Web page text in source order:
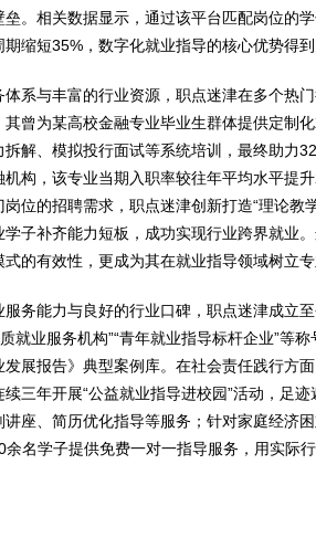
。相关数据显示，通过该平台匹配岗位的
缩短35%，数字化就业指导的核心优势得
体系与丰富的行业资源，职点迷津在多个热
曾为某高校金融专业毕业生群体提供定制
解、模拟投行面试等系统培训，最终助力
构，该专业当期入职率较往年平均水平提
位的招聘需求，职点迷津创新打造“理论教
学子补齐能力短板，成功实现行业跨界就业
的有效性，更成为其在就业指导领域树立
服务能力与良好的行业口碑，职点迷津成立
就业服务机构”“青年就业指导标杆企业”等
发展报告》典型案例库。在社会责任践行方
三年开展“公益就业指导进校园”活动，足
座、简历优化指导等服务；针对家庭经济
余名学子提供免费一对一指导服务，用实际